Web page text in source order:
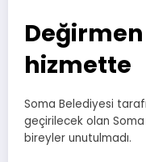
Değirmen
hizmette
Soma Belediyesi
geçirilecek olan
bireyler unutulmadı.